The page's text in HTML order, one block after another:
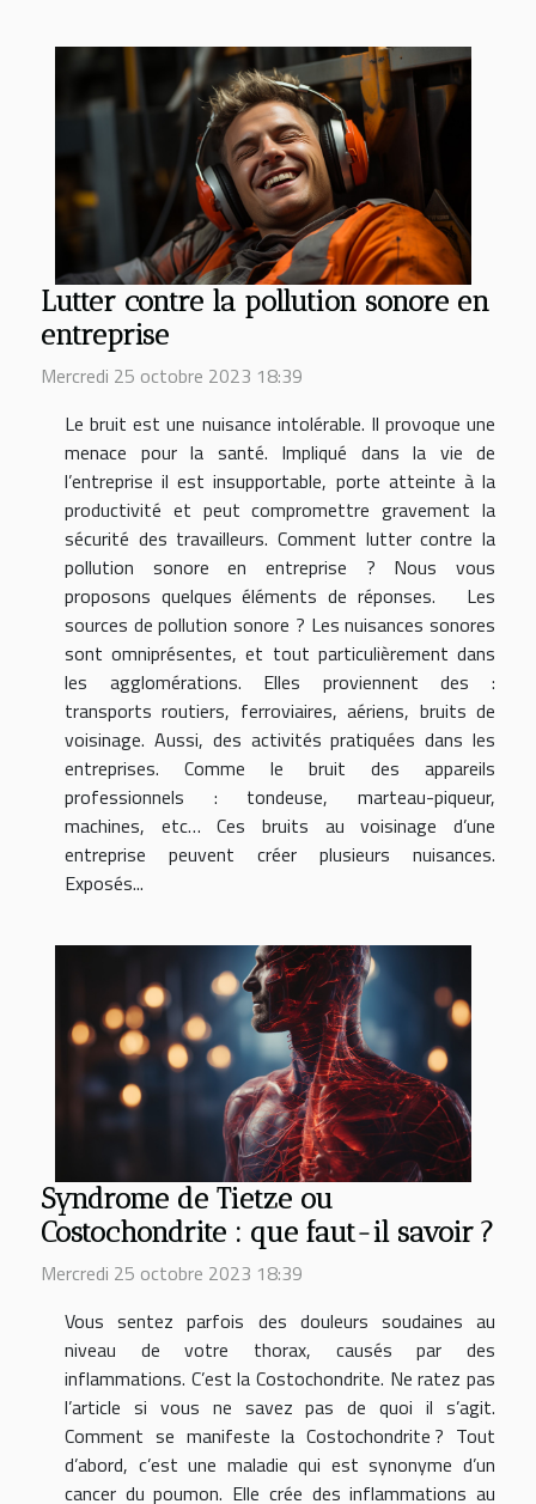
Lutter contre la pollution sonore en
entreprise
Mercredi 25 octobre 2023 18:39
Le bruit est une nuisance intolérable. Il provoque une
menace pour la santé. Impliqué dans la vie de
l’entreprise il est insupportable, porte atteinte à la
productivité et peut compromettre gravement la
sécurité des travailleurs. Comment lutter contre la
pollution sonore en entreprise ? Nous vous
proposons quelques éléments de réponses. Les
sources de pollution sonore ? Les nuisances sonores
sont omniprésentes, et tout particulièrement dans
les agglomérations. Elles proviennent des :
transports routiers, ferroviaires, aériens, bruits de
voisinage. Aussi, des activités pratiquées dans les
entreprises. Comme le bruit des appareils
professionnels : tondeuse, marteau-piqueur,
machines, etc… Ces bruits au voisinage d’une
entreprise peuvent créer plusieurs nuisances.
Exposés...
Syndrome de Tietze ou
Costochondrite : que faut-il savoir ?
Mercredi 25 octobre 2023 18:39
Vous sentez parfois des douleurs soudaines au
niveau de votre thorax, causés par des
inflammations. C’est la Costochondrite. Ne ratez pas
l’article si vous ne savez pas de quoi il s’agit.
Comment se manifeste la Costochondrite ? Tout
d’abord, c’est une maladie qui est synonyme d’un
cancer du poumon. Elle crée des inflammations au